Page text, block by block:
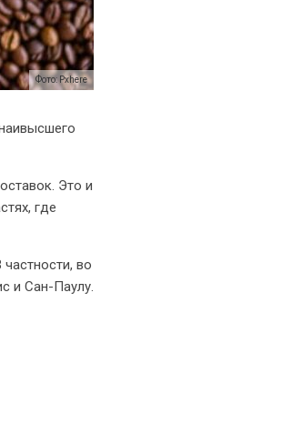
Фото: Pxhere
Это и
где
во
и Сан-Паулу.